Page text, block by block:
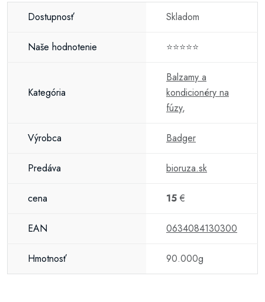
Dostupnosť Skladom
Naše hodnotenie ⭐⭐⭐⭐⭐
Kategória
Balzamy a
kondicionéry na
fúzy,
Výrobca Badger
Predáva bioruza.sk
cena 15 €
EAN 0634084130300
Hmotnosť 90.000g